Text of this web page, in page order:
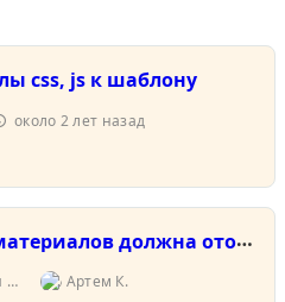
css, js к шаблону
около 2 лет назад
Корневая категория материалов должна отображать материалы всех дочерних категорий
Настройки компонентов и системных страниц
Артем К.